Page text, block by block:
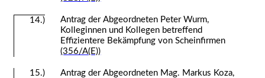
14.)
Antrag der Abgeordneten Peter Wurm,
Kolleginnen und Kollegen betreffend
Effizientere Bekämpfung von Scheinfirmen
(356/A(E))
15.)
Antrag der Abgeordneten Mag. Markus Koza,